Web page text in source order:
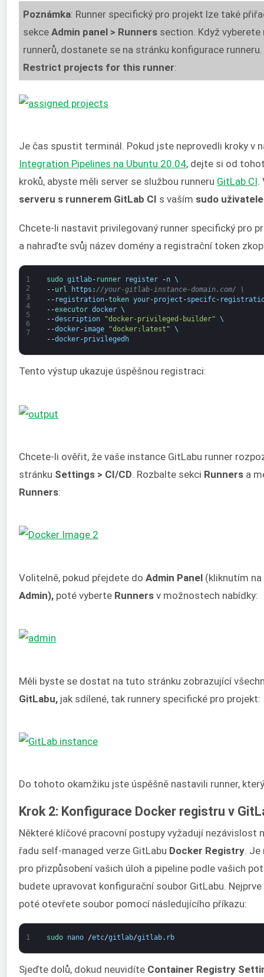
Poznámka: Runner specifický pro projekt lze také
sekce Admin panel > Runners section. Když vyberete
runnerů, dostanete se na stránku konfigurace
Restrict projects for this runner:
Je čas spustit terminál. Pokud jste neprovedli kroky v
Integration Pipelines na Ubuntu 20.04, dejte si od
kroků, abyste měli server se službou runneru GitLab CI.
serveru s runnerem GitLab CI s vaším sudo
Chcete-li nastavit privilegovaný runner specifický pro
a nahraďte svůj název domény a registrační token
1
2
3
4
5
6
7
sudo gitlab- runner register -n \
--url https : //your-gitlab-instance-domain.com/ \
-- registration-token your-project -specifc-
--executor docker \
--description "docker-privileged-builder" \
--docker-image "docker:latest" \
--docker-privilegedh
Tento výstup ukazuje úspěšnou registraci:
Chcete-li ověřit, že vaše instance GitLabu runner
stránku Settings > CI/CD . Rozbalte sekci Runners a
Runners:
Volitelně, pokud přejdete do Admin Panel (kliknutím
Admin), poté vyberte Runners v možnostech nabídky:
Měli byste se dostat na tuto stránku zobrazující
GitLabu, jak sdílené, tak runnery specifické pro projekt:
Do tohoto okamžiku jste úspěšně nastavili runner,
Krok 2: Konfigurace Docker registru v
Některé klíčové pracovní postupy vyžadují nezávislost
řadu self-managed verze GitLabu Docker Registry .
pro přizpůsobení vašich úloh a pipeline podle vašich
budete upravovat konfigurační soubor GitLabu.
poté otevřete soubor pomocí následujícího příkazu:
1 sudo nano /etc/gitlab/gitlab. rb
Sjeďte dolů, dokud neuvidíte Container Registry